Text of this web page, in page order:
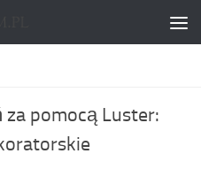
za pomocą Luster: